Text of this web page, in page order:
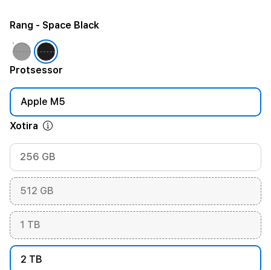
Rang - Space Black
Protsessor
Apple M5
Xotira
256 GB
512 GB
1 TB
2 TB